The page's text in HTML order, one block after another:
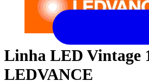
Linha LED Vintage
LEDVANCE